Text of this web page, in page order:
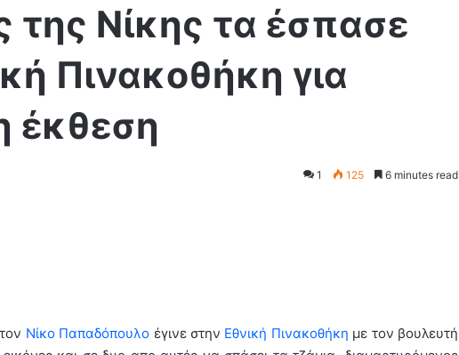
της Νίκης τα έσπασε
Πινακοθήκη για
έκθεση
1 125 6 minutes read
Νίκο Παπαδόπουλο έγινε στην Εθνική Πινακοθήκη με τον βουλευτή